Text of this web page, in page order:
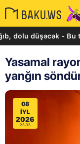
düşəcək - Bu
Yasamal
yanğın
08
IYL
2026
23:33